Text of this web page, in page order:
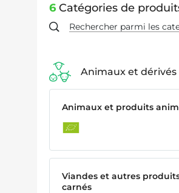
6Catégories de
Animaux et dérivés
Animaux et produits
Viandes et autres
carnés